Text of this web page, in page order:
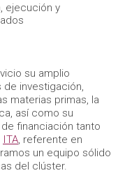
ejecución y
su amplio
investigación,
materias primas, la
así como su
financiación tanto
ITA, referente en
un equipo sólido
del clúster.